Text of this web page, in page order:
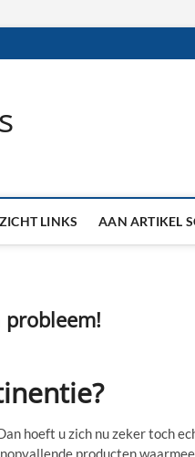
LINKS AAN ARTIKEL
probleem!
hoeft u zich nu zeker toch
producten